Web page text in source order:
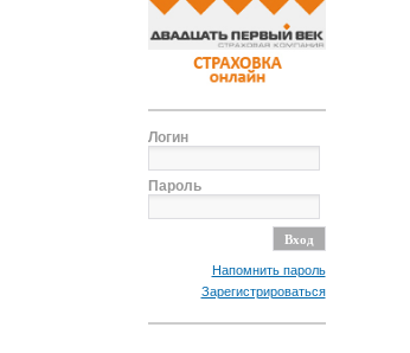
Логин
Пароль
Напомнить пароль
Зарегистрироваться